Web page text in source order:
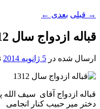
→ قبلی بعدی ←
قباله ازدواج سال 1312
ارسال شده در 5 ژانویه 2014
قباله ازدواج آقای سیف
دختر میر حبیب کنار انجامی